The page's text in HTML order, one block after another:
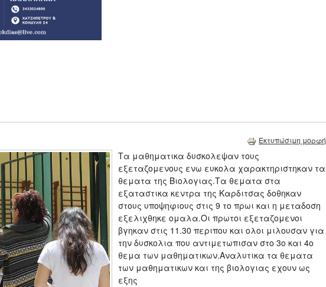
Εκτυπώσιμη μορφή
Tα μαθηματικα δυσκολεψαν τους
εξεταζομενους ενω ευκολα χαρακτηριστηκαν τα
θεματα της Βιολογιας.Τα θεματα στα
εξαταστικα κεντρα της Καρδιτσας δοθηκαν
στους υποψηφιους στις 9 το πρωι και η μεταδοση
εξελιχθηκε ομαλα.Οι πρωτοι εξεταζομενοι
βγηκαν στις 11.30 περιπου και ολοι μιλουσαν για
την δυσκολια που αντιμετωπισαν στο 3ο και 4ο
θεμα των μαθηματικων.Αναλυτικα τα θεματα
των μαθηματικων και της βιολογιας εχουν ως
εξης